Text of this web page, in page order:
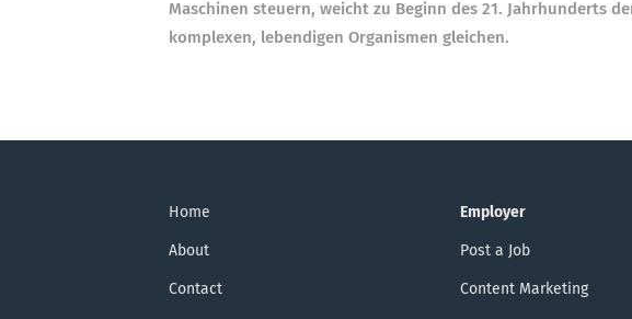
Maschinen steuern, weicht zu Beginn des 21. Jahrhunderts
komplexen, lebendigen Organismen gleichen.
Home
About
Contact
Employer
Post a Job
Content Marketing